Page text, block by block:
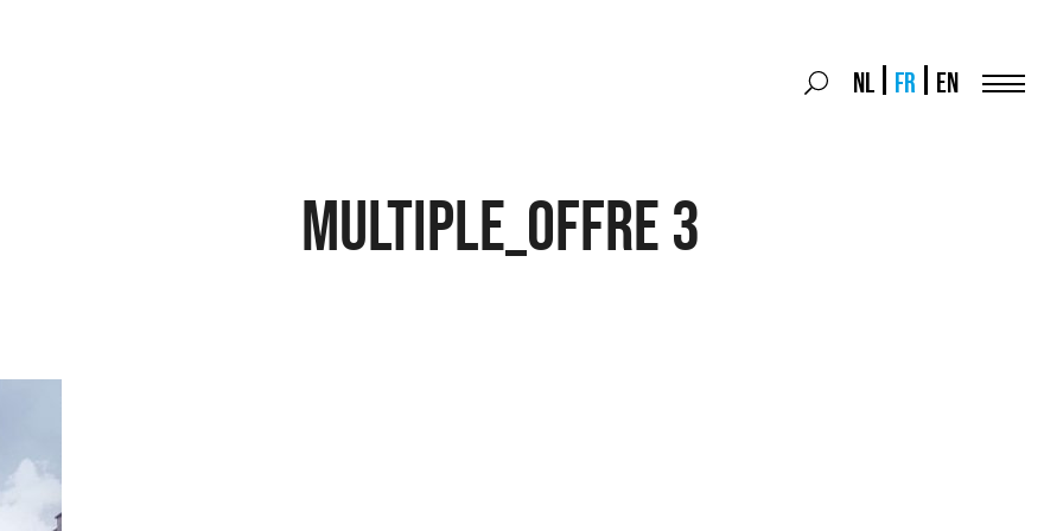
Search
Search
NL FR EN
Multiple_Offre 3